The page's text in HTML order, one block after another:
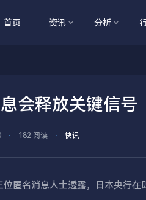
首页 资讯 分析
会释放关键信号
⋅ 182 阅读 ⋅ 快讯
匿名消息人士透露，日本央行在